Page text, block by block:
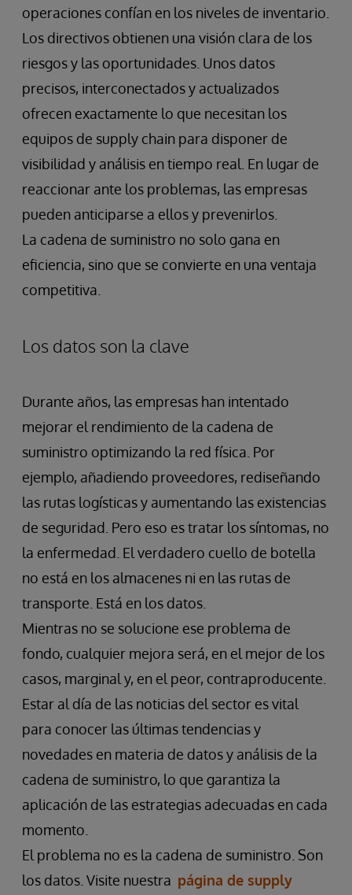
operaciones confían en los niveles de inventario.
Los directivos obtienen una visión clara de los
riesgos y las oportunidades. Unos datos
precisos, interconectados y actualizados
ofrecen exactamente lo que necesitan los
equipos de supply chain para disponer de
visibilidad y análisis en tiempo real. En lugar de
reaccionar ante los problemas, las empresas
pueden anticiparse a ellos y prevenirlos.
La cadena de suministro no solo gana en
eficiencia, sino que se convierte en una ventaja
competitiva.
Los datos son la clave
Durante años, las empresas han intentado
mejorar el rendimiento de la cadena de
suministro optimizando la red física. Por
ejemplo, añadiendo proveedores, rediseñando
las rutas logísticas y aumentando las existencias
de seguridad. Pero eso es tratar los síntomas, no
la enfermedad. El verdadero cuello de botella
no está en los almacenes ni en las rutas de
transporte. Está en los datos.
Mientras no se solucione ese problema de
fondo, cualquier mejora será, en el mejor de los
casos, marginal y, en el peor, contraproducente.
Estar al día de las noticias del sector es vital
para conocer las últimas tendencias y
novedades en materia de datos y análisis de la
cadena de suministro, lo que garantiza la
aplicación de las estrategias adecuadas en cada
momento.
El problema no es la cadena de suministro. Son
los datos. Visite nuestra página de supply